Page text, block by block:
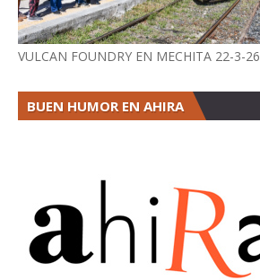
VULCAN FOUNDRY EN MECHITA 22-3-26
BUEN HUMOR EN AHIRA